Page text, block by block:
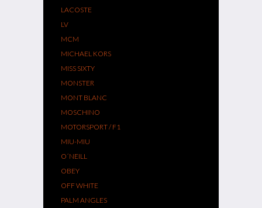
LACOSTE
LV
MCM
MICHAEL KORS
MISS SIXTY
MONSTER
MONT BLANC
MOSCHINO
MOTORSPORT / F1
MIU-MIU
O´NEILL
OBEY
OFF WHITE
PALM ANGLES